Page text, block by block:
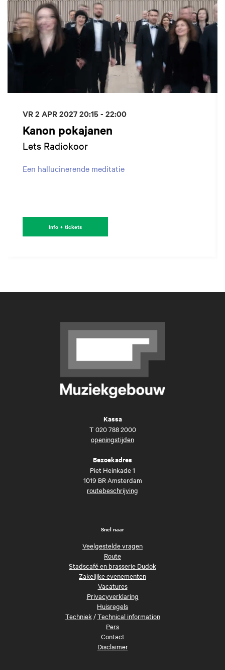
Kanon pokajanen
Lets Radiokoor
Een hallucinerende meditatie
VR 2 APR 202720:15 - 22:00
Info + tickets
Kassa
T 020 788 2000
openingstijden
Bezoekadres
Piet Heinkade 1
1019 BR Amsterdam
routebeschrijving
Snel naar
Veelgestelde vragen
Route
Stadscafé en brasserie Dudok
Zakelijke evenementen
Vacatures
Privacyverklaring
Huisregels
Techniek/Technical information
Pers
Contact
Disclaimer